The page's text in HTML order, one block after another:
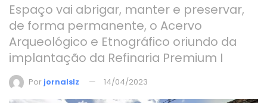
Espaço vai abrigar, manter e preservar,
de forma permanente, o Acervo
Arqueológico e Etnográfico oriundo da
implantação da Refinaria Premium I
Por jornalslz 14/04/2023